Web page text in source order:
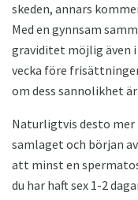
skeden, annars
Med en gynnsam
graviditet möjlig även
vecka före
om dess sannolikhet
Naturligtvis desto mer
samlaget och början
att minst en
du har haft sex 1-2